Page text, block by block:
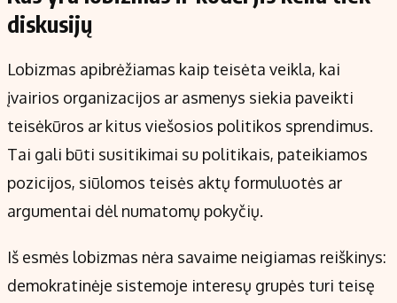
diskusijų
Lobizmas apibrėžiamas kaip teisėta veikla, kai
įvairios organizacijos ar asmenys siekia paveikti
teisėkūros ar kitus viešosios politikos sprendimus.
Tai gali būti susitikimai su politikais, pateikiamos
pozicijos, siūlomos teisės aktų formuluotės ar
argumentai dėl numatomų pokyčių.
Iš esmės lobizmas nėra savaime neigiamas reiškinys:
demokratinėje sistemoje interesų grupės turi teisę